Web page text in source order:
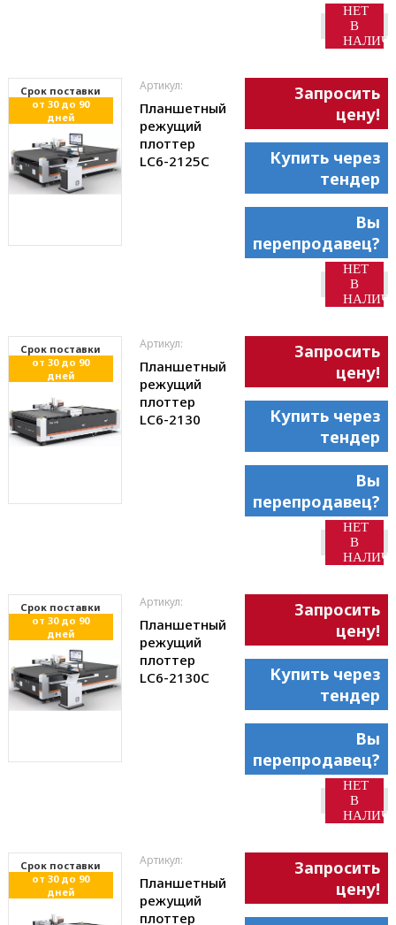
НЕТ
В
Cрок поставки
от 30 до 90
дней
Артикул:
Планшетный
режущий
плоттер
LC6-2125С
Запросить
цену!
Купить через
тендер
Вы
перепродавец?
НЕТ
В
Cрок поставки
от 30 до 90
дней
Артикул:
Планшетный
режущий
плоттер
LC6-2130
Запросить
цену!
Купить через
тендер
Вы
перепродавец?
НЕТ
В
Cрок поставки
от 30 до 90
дней
Артикул:
Планшетный
режущий
плоттер
LC6-2130С
Запросить
цену!
Купить через
тендер
Вы
перепродавец?
НЕТ
В
Cрок поставки
от 30 до 90
дней
Артикул:
Планшетный
режущий
плоттер
Запросить
цену!